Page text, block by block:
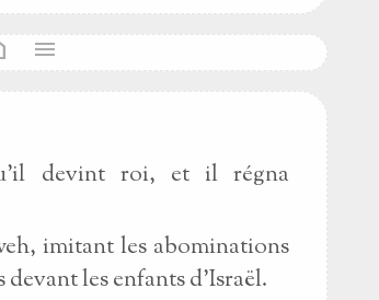
menu
devint roi, et il régna
imitant les abominations
devant les enfants d'Israël.